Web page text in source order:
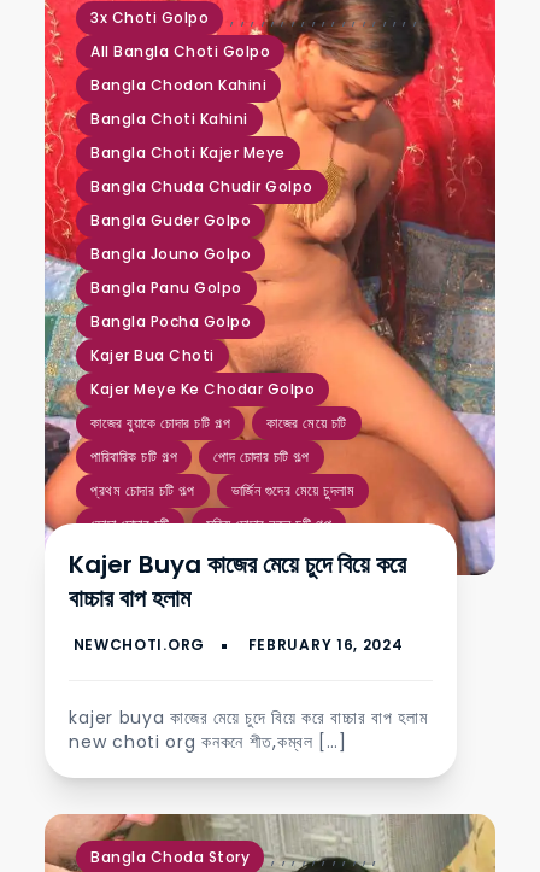
3x Choti Golpo ,
All Bangla Choti Golpo
,
Bangla Chodon Kahini
,
Bangla Choti Kahini
,
Bangla Choti Kajer Meye
,
Bangla Chuda Chudir Golpo
,
Bangla Guder Golpo
,
Bangla Jouno Golpo
,
Bangla Panu Golpo
,
Bangla Pocha Golpo
,
Kajer Bua Choti
,
Kajer Meye Ke Chodar Golpo
,
কাজের বুয়াকে চোদার চটি গল্প
,
কাজের মেয়ে চটি
,
পারিবারিক চটি গল্প
,
পোদ চোদার চটি গল্প
,
প্রথম চোদার চটি গল্প
,
ভার্জিন গুদের মেয়ে চুদলাম
,
ভোদা চোদার চটি
,
সত্যি চোদার নতুন চটি গল্প
Kajer Buya কাজের মেয়ে চুদে বিয়ে করে
বাচ্চার বাপ হলাম
kajer buya কাজের মেয়ে চুদে বিয়ে করে বাচ্চার বাপ হলাম
new choti org কনকনে শীত,কম্বল […]
Bangla Choda Story ,,,,,,,,,,,